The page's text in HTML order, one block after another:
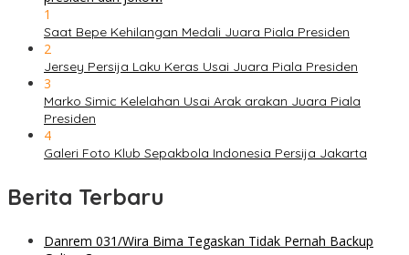
1
Saat Bepe Kehilangan Medali Juara Piala Presiden
2
Jersey Persija Laku Keras Usai Juara Piala Presiden
3
Marko Simic Kelelahan Usai Arak arakan Juara Piala
Presiden
4
Galeri Foto Klub Sepakbola Indonesia Persija Jakarta
Berita Terbaru
Danrem 031/Wira Bima Tegaskan Tidak Pernah Backup